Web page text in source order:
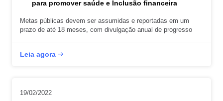
para promover saúde e Inclusão financeira
Metas públicas devem ser assumidas e reportadas em um
prazo de até 18 meses, com divulgação anual de progresso
Leia agora
19/02/2022